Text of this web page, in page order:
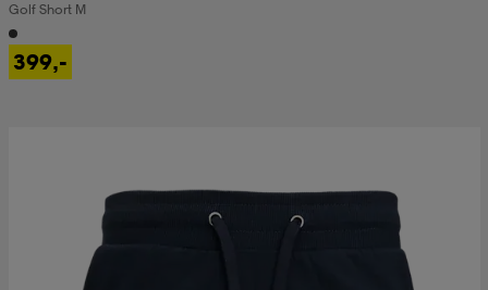
Golf Short M
399,-